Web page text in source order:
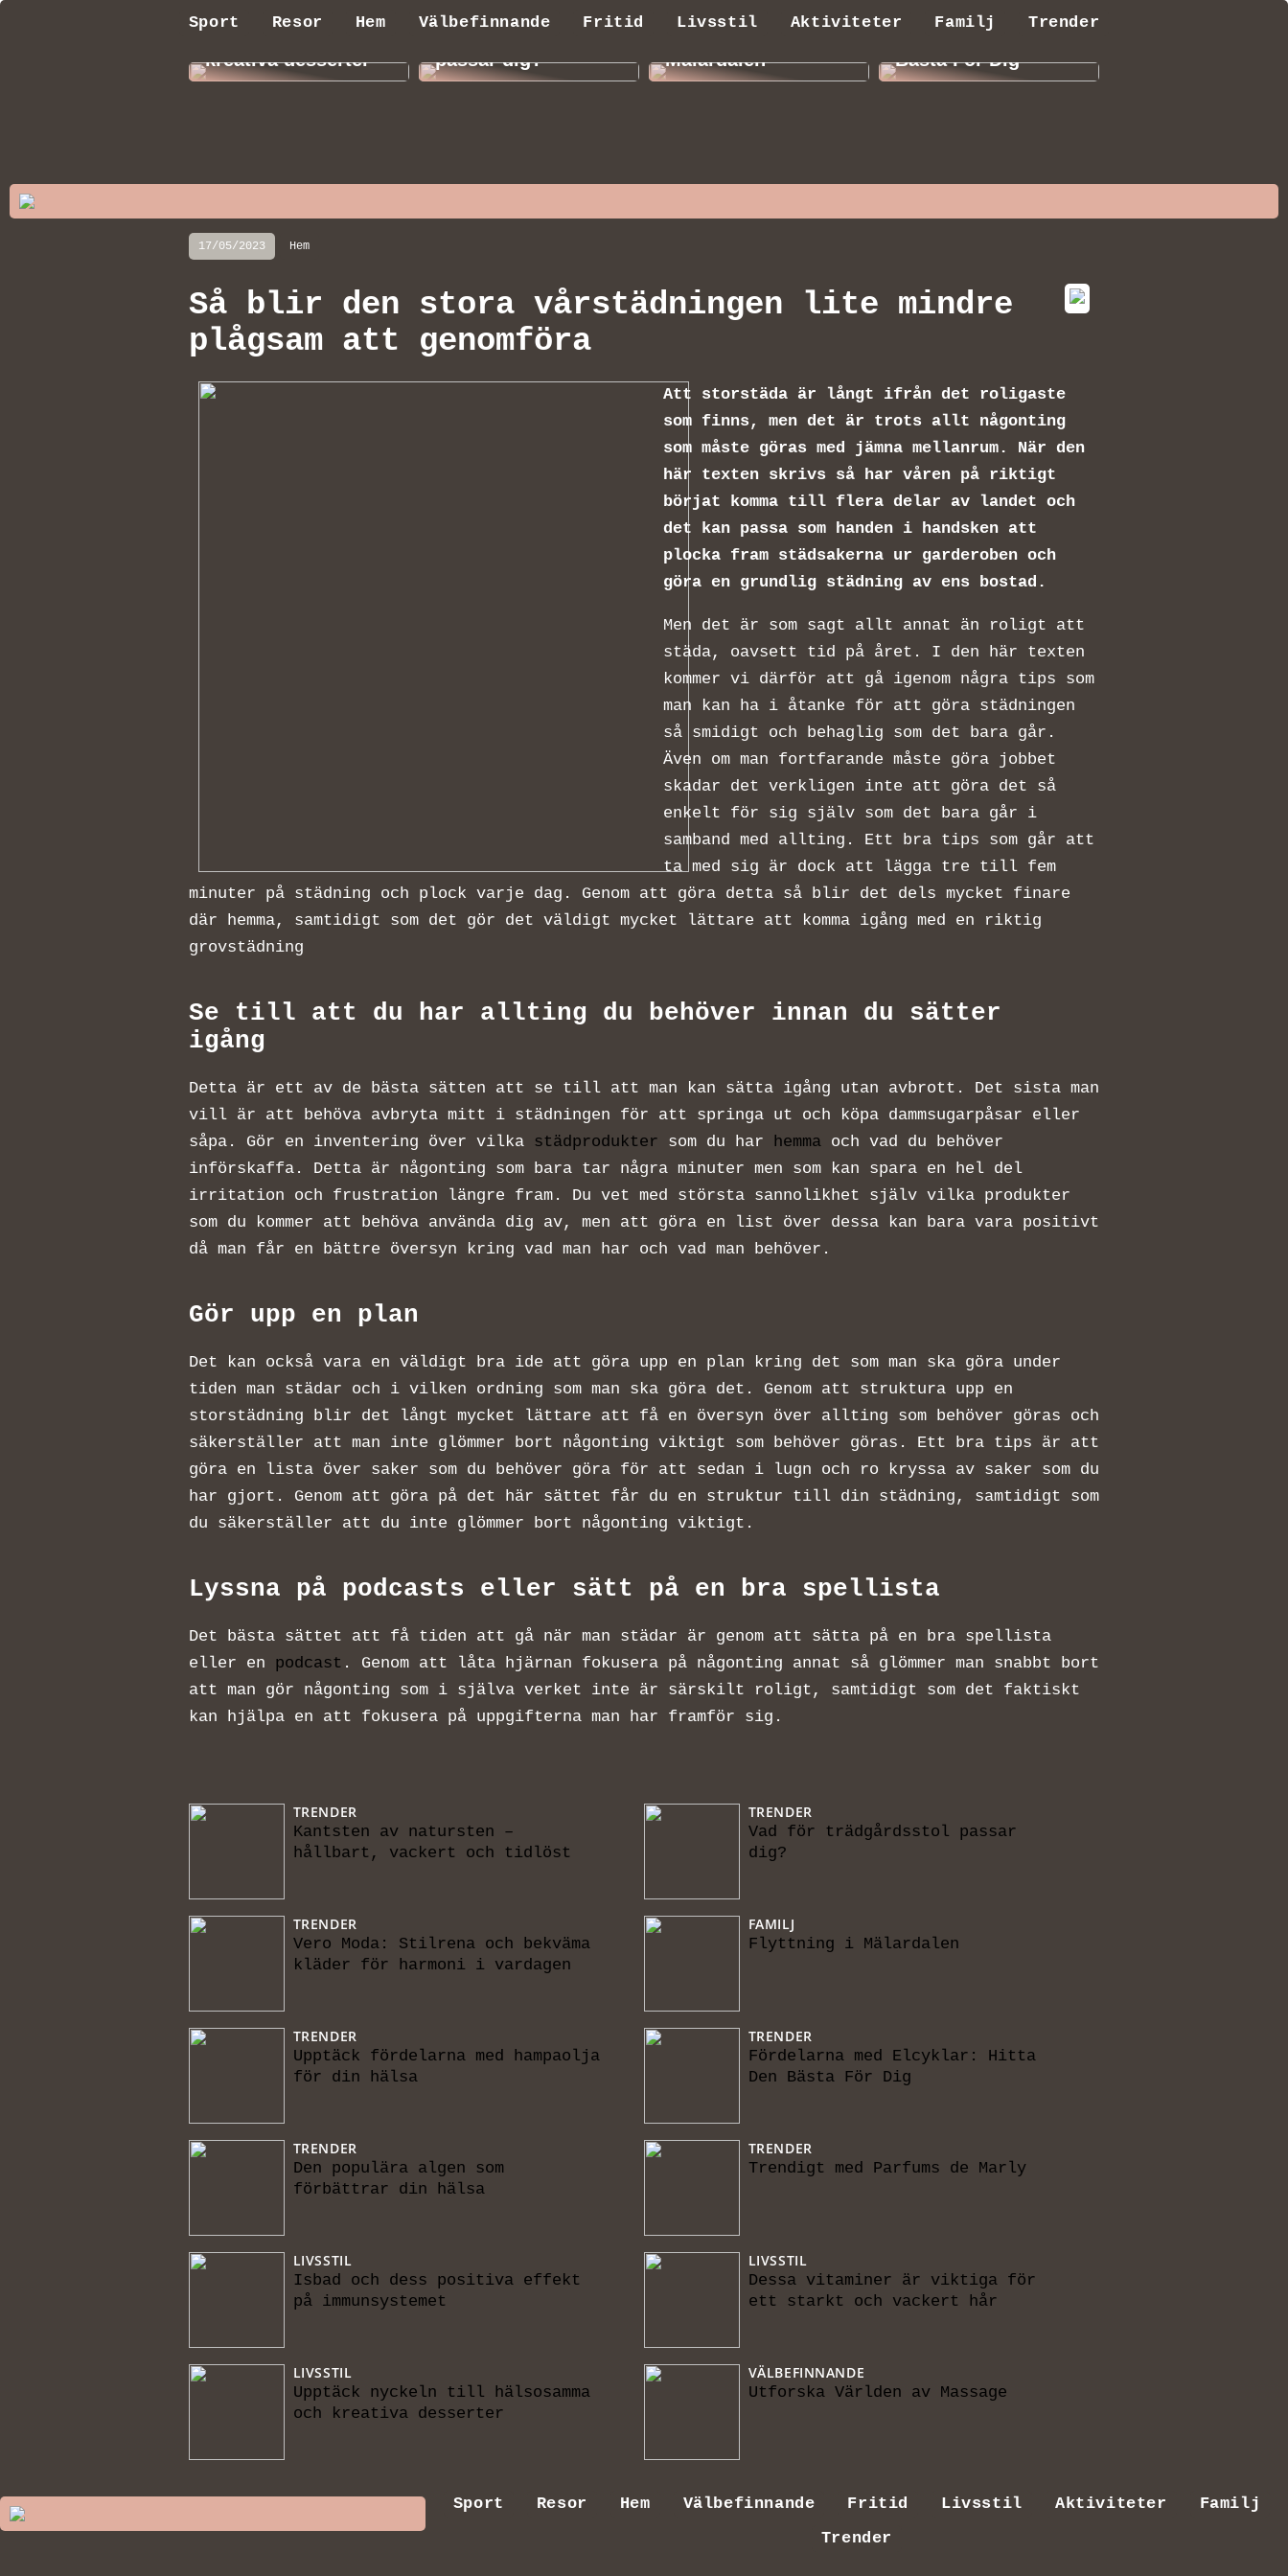
Sport Resor Hem Välbefinnande Fritid Livsstil Aktiviteter Familj Trender
Upptäck nyckeln till
kreativa desserter
Vad för
passar dig?
Mälardalen
Fördelarna med
Bästa För Dig
17/05/2023 Hem
Så blir den stora vårstädningen lite mindre
plågsam att genomföra
Att storstäda är långt ifrån det roligaste
som finns, men det är trots allt någonting
som måste göras med jämna mellanrum. När den
här texten skrivs så har våren på riktigt
börjat komma till flera delar av landet och
det kan passa som handen i handsken att
plocka fram städsakerna ur garderoben och
göra en grundlig städning av ens bostad.
Men det är som sagt allt annat än roligt att
städa, oavsett tid på året. I den här texten
kommer vi därför att gå igenom några tips som
man kan ha i åtanke för att göra städningen
så smidigt och behaglig som det bara går.
Även om man fortfarande måste göra jobbet
skadar det verkligen inte att göra det så
enkelt för sig själv som det bara går i
samband med allting. Ett bra tips som går att
ta med sig är dock att lägga tre till fem
minuter på städning och plock varje dag. Genom att göra detta så blir det dels mycket finare
där hemma, samtidigt som det gör det väldigt mycket lättare att komma igång med en riktig
grovstädning
Se till att du har allting du behöver innan du sätter
igång
Detta är ett av de bästa sätten att se till att man kan sätta igång utan avbrott. Det sista man
vill är att behöva avbryta mitt i städningen för att springa ut och köpa dammsugarpåsar eller
såpa. Gör en inventering över vilka städprodukter som du har hemma och vad du behöver
införskaffa. Detta är någonting som bara tar några minuter men som kan spara en hel del
irritation och frustration längre fram. Du vet med största sannolikhet själv vilka produkter
som du kommer att behöva använda dig av, men att göra en list över dessa kan bara vara positivt
då man får en bättre översyn kring vad man har och vad man behöver.
Gör upp en plan
Det kan också vara en väldigt bra ide att göra upp en plan kring det som man ska göra under
tiden man städar och i vilken ordning som man ska göra det. Genom att struktura upp en
storstädning blir det långt mycket lättare att få en översyn över allting som behöver göras och
säkerställer att man inte glömmer bort någonting viktigt som behöver göras. Ett bra tips är att
göra en lista över saker som du behöver göra för att sedan i lugn och ro kryssa av saker som du
har gjort. Genom att göra på det här sättet får du en struktur till din städning, samtidigt som
du säkerställer att du inte glömmer bort någonting viktigt.
Lyssna på podcasts eller sätt på en bra spellista
Det bästa sättet att få tiden att gå när man städar är genom att sätta på en bra spellista
eller en podcast . Genom att låta hjärnan fokusera på någonting annat så glömmer man snabbt bort
att man gör någonting som i själva verket inte är särskilt roligt, samtidigt som det faktiskt
kan hjälpa en att fokusera på uppgifterna man har framför sig.
TRENDER
Kantsten av natursten –
hållbart, vackert och tidlöst
TRENDER
Vero Moda: Stilrena och bekväma
kläder för harmoni i vardagen
TRENDER
Upptäck fördelarna med hampaolja
för din hälsa
TRENDER
Den populära algen som
förbättrar din hälsa
LIVSSTIL
Isbad och dess positiva effekt
på immunsystemet
LIVSSTIL
Upptäck nyckeln till hälsosamma
och kreativa desserter
TRENDER
Vad för trädgårdsstol passar
dig?
FAMILJ
Flyttning i Mälardalen
TRENDER
Fördelarna med Elcyklar: Hitta
Den Bästa För Dig
TRENDER
Trendigt med Parfums de Marly
LIVSSTIL
Dessa vitaminer är viktiga för
ett starkt och vackert hår
VÄLBEFINNANDE
Utforska Världen av Massage
Sport Resor Hem Välbefinnande Fritid Livsstil Aktiviteter
Familj
Trender